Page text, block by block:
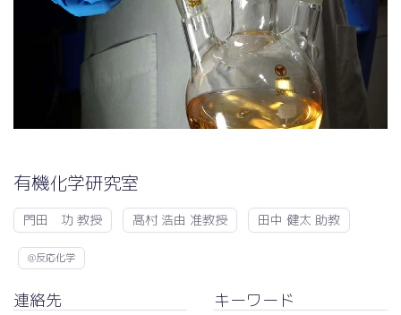
有機化学研究室
門田 功 教授 髙村 浩由 准教授 田中 健太 助教
@反応化学
連絡先 キーワード